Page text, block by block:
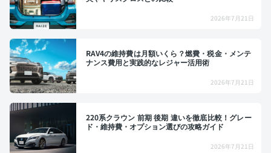
2026年7月21日
RAV4の維持費は月額いくら？燃費・税金・メンテ
ナンス費用と実践的なレジャー活用術
2026年7月21日
220系クラウン 前期 後期 違いを徹底比較！グレー
ド・維持費・オプション選びの攻略ガイド
2026年7月21日